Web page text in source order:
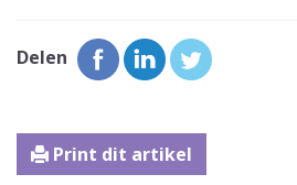
Delen
Print dit artikel